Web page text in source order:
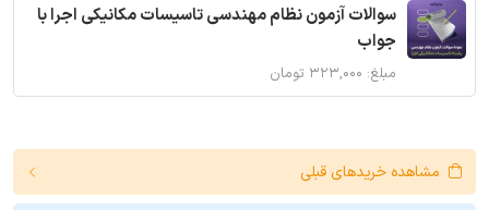
سوالات آزمون نظام مهندسی تاسیسات مکانیکی اجرا با
جواب
مبلغ: ۳۲۳,۰۰۰ تومان
مشاهده خریدهای قبلی